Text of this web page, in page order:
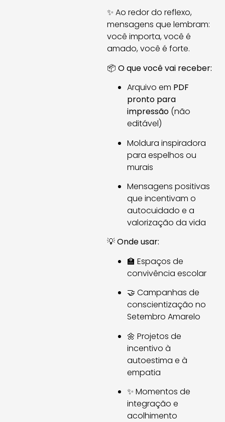
✨ Ao redor do reflexo,
mensagens que lembram:
você importa, você é
amado, você é forte.
📦 O que você vai receber:
Arquivo em PDF
pronto para
impressão(não
editável)
Moldura inspiradora
para espelhos ou
murais
Mensagens positivas
que incentivam o
autocuidado e a
valorização da vida
💡Onde usar:
🏫 Espaços de
convivência escolar
🤝 Campanhas de
conscientização no
Setembro Amarelo
🌼 Projetos de
incentivo à
autoestima e à
empatia
✨ Momentos de
integração e
acolhimento